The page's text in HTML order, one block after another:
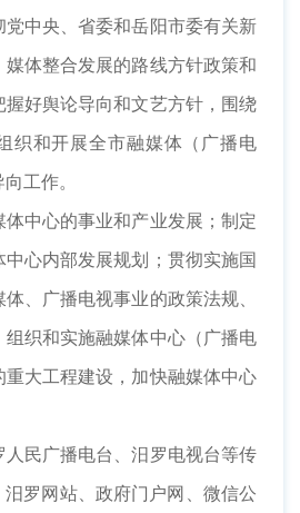
中央、省委和岳阳市委有关新
体整合发展的路线方针政策和
好舆论导向和文艺方针，围绕
织和开展全市融媒体（广播电
工作。
中心的事业和产业发展；制定
心内部发展规划；贯彻实施国
、广播电视事业的政策法规、
织和实施融媒体中心（广播电
大工程建设，加快融媒体中心
民广播电台、汨罗电视台等传
罗网站、政府门户网、微信公